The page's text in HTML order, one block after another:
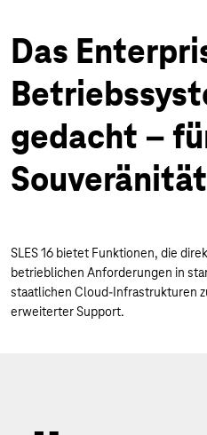
Das
gedacht –
Souveränität
SLES 16 bietet Funktionen, die
betrieblichen Anforderungen in
staatlichen Cloud-Infrastrukturen
erweiterter Support.